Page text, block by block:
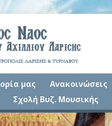
μας Ανακοινώσεις
Σχολή Βυζ. Μουσικής